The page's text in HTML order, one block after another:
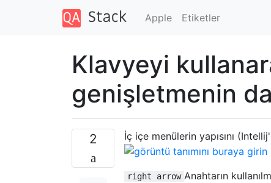
Apple Etiketler
Klavyeyi
genişletmenin
2 İç içe menülerin yapısını
right arrow Anahtarın